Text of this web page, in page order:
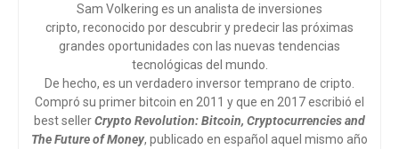
Sam Volkering es un analista de inversiones
cripto, reconocido por descubrir y predecir las próximas
grandes oportunidades con las nuevas tendencias
tecnológicas del mundo.
De hecho, es un verdadero inversor temprano de cripto.
Compró su primer bitcoin en 2011 y que en 2017 escribió el
best sellerCrypto Revolution: Bitcoin, Cryptocurrencies and
The Future of Money, publicado en español aquel mismo año